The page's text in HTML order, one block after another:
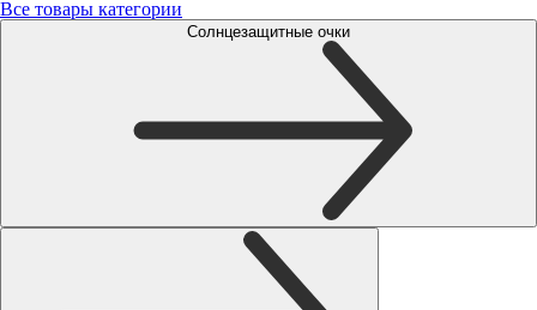
Все товары категории
Солнцезащитные очки